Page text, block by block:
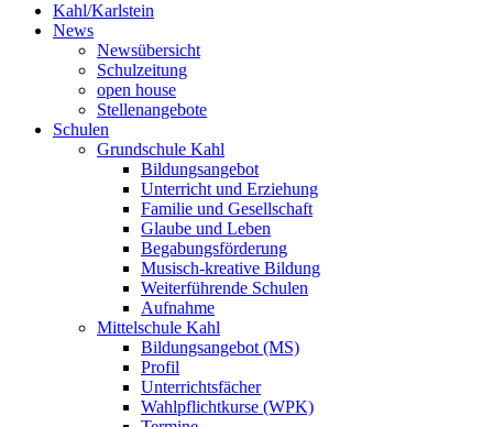
Kahl/Karlstein
News
Newsübersicht
Schulzeitung
open house
Stellenangebote
Schulen
Grundschule Kahl
Bildungsangebot
Unterricht und Erziehung
Familie und Gesellschaft
Glaube und Leben
Begabungsförderung
Musisch-kreative Bildung
Weiterführende Schulen
Aufnahme
Mittelschule Kahl
Bildungsangebot (MS)
Profil
Unterrichtsfächer
Wahlpflichtkurse (WPK)